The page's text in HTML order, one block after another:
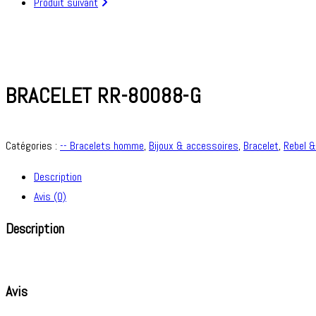
BRACELET RR-80088-G
Catégories : -- Bracelets homme, Bijoux & accessoires, Bracelet, Rebel
Description
Avis (0)
Description
Avis